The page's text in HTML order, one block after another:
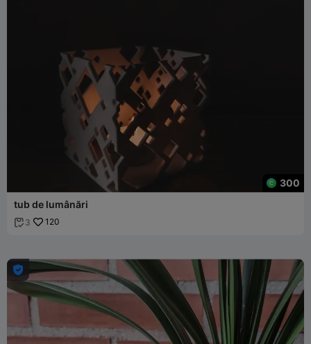
300
tub de lumânări
 3 120
